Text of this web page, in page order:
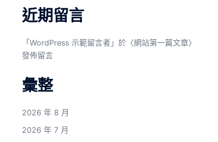
近期留言
「 WordPress 示範留言者 」於〈網站第一篇文章〉
發佈留言
彙整
2026 年 8 月
2026 年 7 月